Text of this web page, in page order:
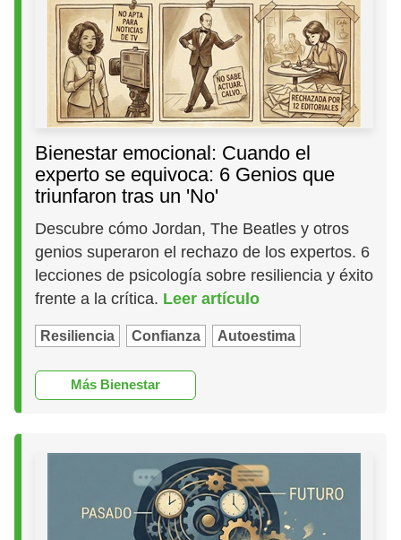
Bienestar emocional: Cuando el
experto se equivoca: 6 Genios que
triunfaron tras un 'No'
Descubre cómo Jordan, The Beatles y otros
genios superaron el rechazo de los expertos. 6
lecciones de psicología sobre resiliencia y éxito
frente a la crítica. Leer artículo
Resiliencia Confianza Autoestima
Más Bienestar